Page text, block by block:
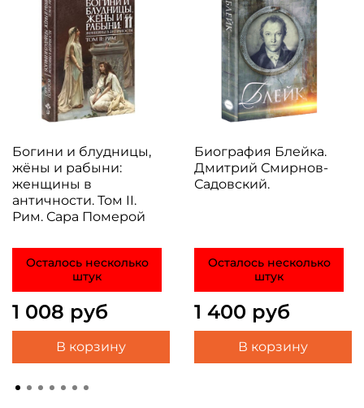
Богини и блудницы,
жёны и рабыни:
женщины в
античности. Том II.
Рим. Сара Померой
Осталось несколько
штук
1 008 руб
В корзину
Биография Блейка.
Дмитрий Смирнов-
Садовский.
Осталось несколько
штук
1 400 руб
В корзину